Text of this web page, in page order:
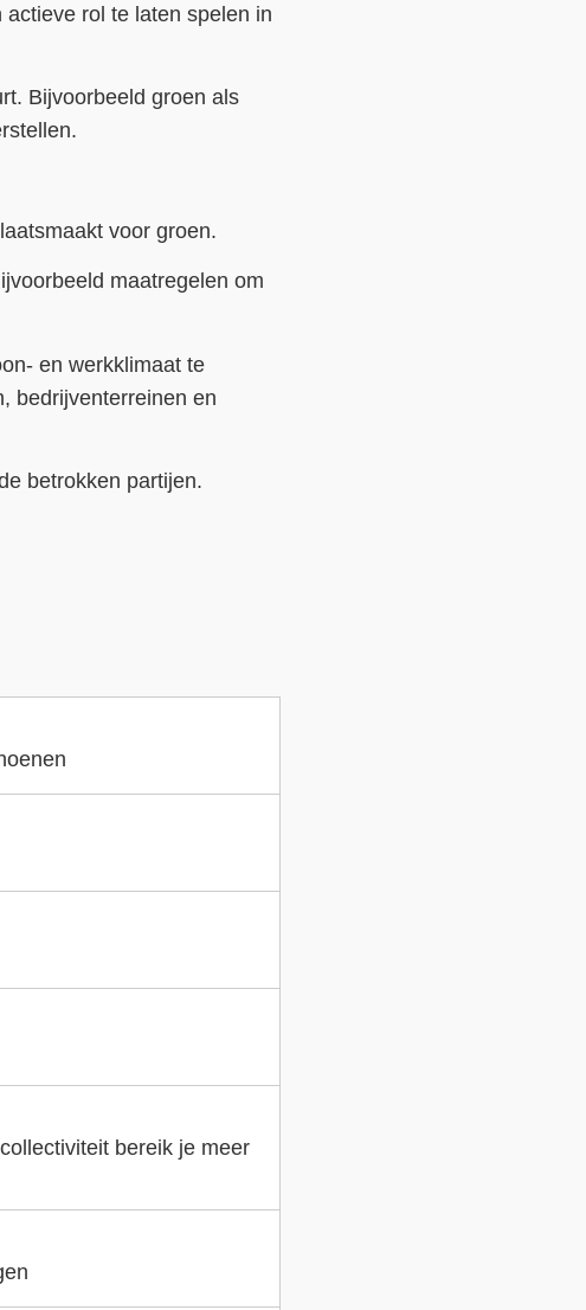
rol te laten spelen in
Bijvoorbeeld groen als
voor groen.
maatregelen om
en werkklimaat te
bedrijventerreinen en
betrokken partijen.
bereik je meer